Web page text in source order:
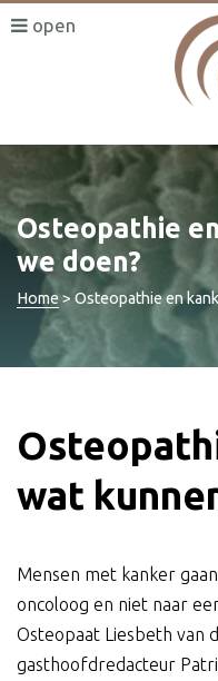
Osteopathie
we doen?
Home > Osteopathie en
wat
Mensen met kanker
oncoloog en niet naar
Osteopaat Liesbeth van
gasthoofdredacteur